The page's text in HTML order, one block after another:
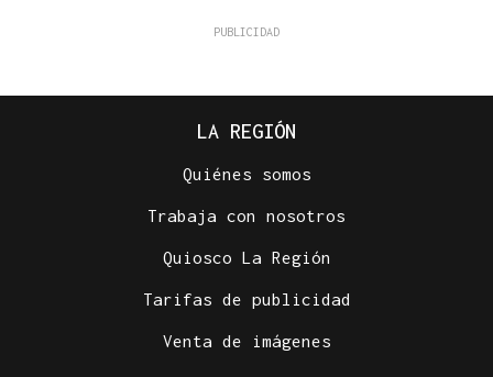
LA REGIÓN
Quiénes somos
Trabaja con nosotros
Quiosco La Región
Tarifas de publicidad
Venta de imágenes